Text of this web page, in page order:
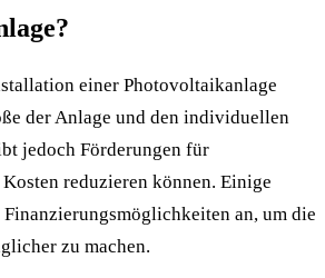
einer Photovoltaikanlage
der Anlage und den individuellen
jedoch Förderungen für
reduzieren können. Einige
an, um die
zu machen.